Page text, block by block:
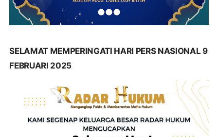
SELAMAT MEMPERINGATI HARI PERS NASIONAL 9
FEBRUARI 2025